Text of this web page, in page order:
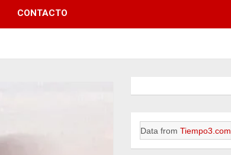
CONTACTO
Data fromTiempo3.com